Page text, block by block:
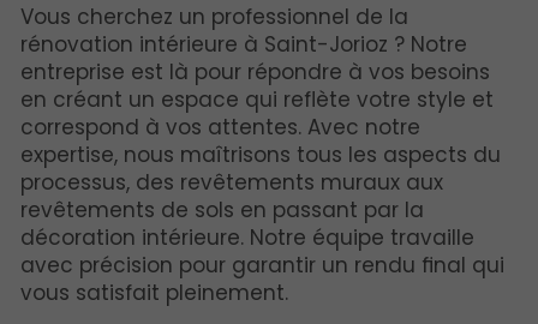
Vous cherchez un professionnel de la
rénovation intérieure à Saint-Jorioz ? Notre
entreprise est là pour répondre à vos besoins
en créant un espace qui reflète votre style et
correspond à vos attentes. Avec notre
expertise, nous maîtrisons tous les aspects du
processus, des revêtements muraux aux
revêtements de sols en passant par la
décoration intérieure. Notre équipe travaille
avec précision pour garantir un rendu final qui
vous satisfait pleinement.